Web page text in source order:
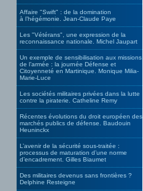
Affaire "Swift" : de la domination
à l’hégémonie. Jean-Claude Paye
Les "Vétérans", une expression de la
reconnaissance nationale. Michel Jaupart
Un exemple de sensibilisation aux missions
de l’armée : la journée Défense et
Citoyenneté en Martinique. Monique Milia-
Marie-Luce
Les sociétés militaires privées dans la lutte
contre la piraterie. Catheline Remy
Récentes évolutions du droit européen des
marchés publics de défense. Baudouin
Heuninckx
L’avenir de la sécurité sous-traitée :
processus de maturation d’une norme
d’encadrement. Gilles Biaumet
Des militaires devenus sans frontières ?
Delphine Resteigne